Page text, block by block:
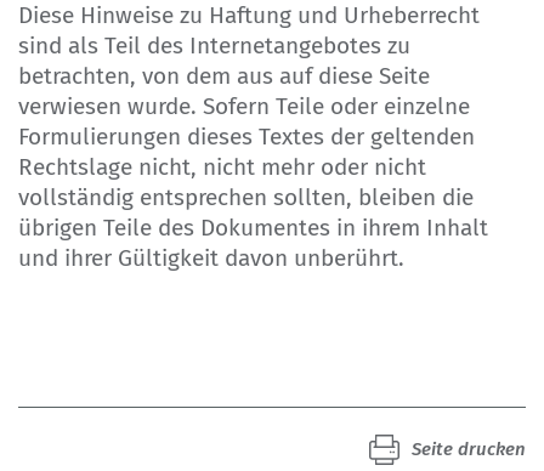
Diese Hinweise zu Haftung und Urheberrecht
sind als Teil des Internetangebotes zu
betrachten, von dem aus auf diese Seite
verwiesen wurde. Sofern Teile oder einzelne
Formulierungen dieses Textes der geltenden
Rechtslage nicht, nicht mehr oder nicht
vollständig entsprechen sollten, bleiben die
übrigen Teile des Dokumentes in ihrem Inhalt
und ihrer Gültigkeit davon unberührt.
Seite drucken